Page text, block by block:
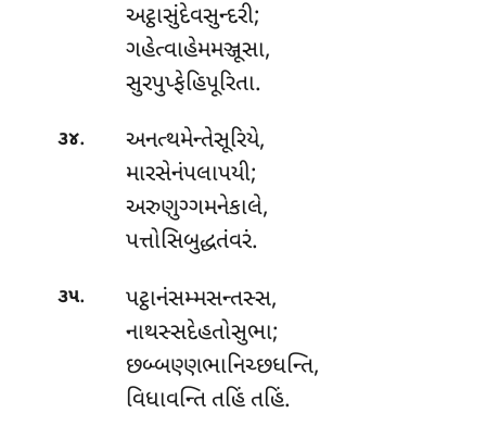
અટ્ઠાસુંદેવસુન્દરી;
ગહેત્વાહેમમઞ્જૂસા,
સુરપુપ્ફેહિપૂરિતા.
૩૪. અનત્થમેન્તેસૂરિયે,
મારસેનંપલાપયી;
અરુણુગ્ગમનેકાલે,
પત્તોસિબુદ્ધતંવરં.
૩૫.
પટ્ઠાનંસમ્મસન્તસ્સ,
નાથસ્સદેહતોસુભા;
છબ્બણ્ણભાનિચ્છધન્તિ,
વિધાવન્તિ તહિં તહિં.